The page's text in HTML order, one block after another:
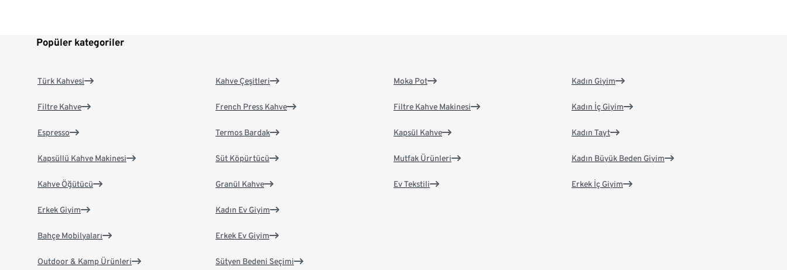
Popüler kategoriler
Türk Kahvesi
Filtre Kahve
Espresso
Kapsüllü Kahve Makinesi
Kahve Öğütücü
Kahve Çeşitleri
French Press Kahve
Termos Bardak
Süt Köpürtücü
Granül Kahve
Moka Pot
Filtre Kahve Makinesi
Kapsül Kahve
Mutfak Ürünleri
Ev Tekstili
Kadın Giyim
Kadın İç Giyim
Kadın Tayt
Kadın Büyük Beden Giyim
Erkek İç Giyim
Erkek Giyim
Bahçe Mobilyaları
Outdoor & Kamp Ürünleri
Kadın Ev Giyim
Erkek Ev Giyim
Sütyen Bedeni Seçimi